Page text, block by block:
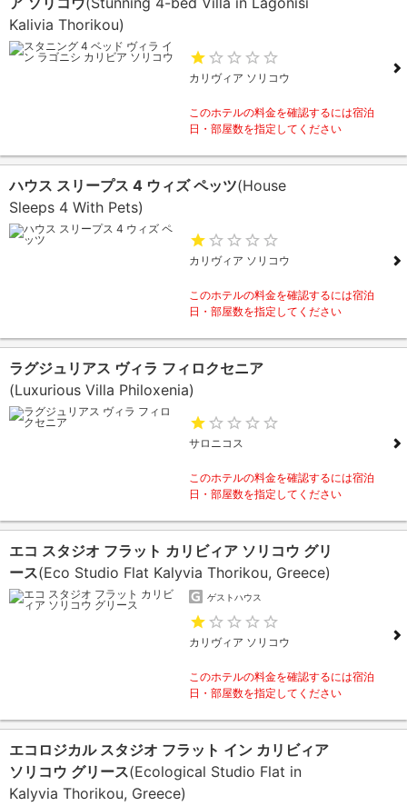
Kalivia Thorikou)
カリヴィア ソリコウ
このホテルの料金を確認するには宿泊
日・部屋数を指定してください
ハウス スリープス 4 ウィズ ペッツ(House
Sleeps 4 With Pets)
カリヴィア ソリコウ
このホテルの料金を確認するには宿泊
日・部屋数を指定してください
ラグジュリアス ヴィラ フィロクセニア
(Luxurious Villa Philoxenia)
サロニコス
このホテルの料金を確認するには宿泊
日・部屋数を指定してください
エコ スタジオ フラット カリビィア ソリコウ グリ
ース(Eco Studio Flat Kalyvia Thorikou, Greece)
ゲストハウス
カリヴィア ソリコウ
このホテルの料金を確認するには宿泊
日・部屋数を指定してください
エコロジカル スタジオ フラット イン カリビィア
ソリコウ グリース(Ecological Studio Flat in
Kalyvia Thorikou, Greece)